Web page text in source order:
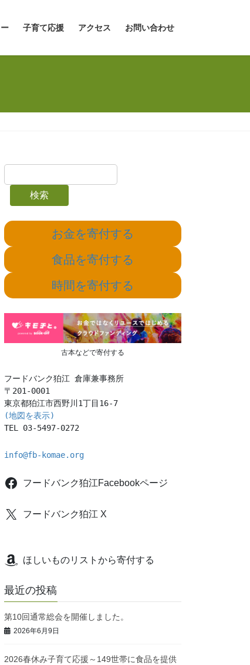
子育て応援 アクセス お問い合わせ
検索
お金を寄付する
食品を寄付する
時間を寄付する
古本などで寄付する
フードバンク狛江 倉庫兼事務所
〒201-0001
(地図を表示)
TEL 03-5497-0272
info@fb-komae.org
フードバンク狛江Facebookページ
フードバンク狛江 X
ほしいものリストから寄付する
最近の投稿
第10回通常総会を開催しました。
2026年6月9日
2026春休み子育て応援～149世帯に食品を提供